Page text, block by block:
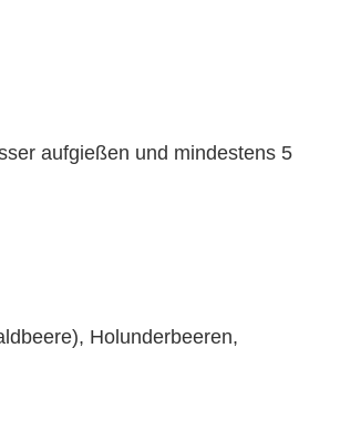
aufgießen und mindestens 5
Holunderbeeren,